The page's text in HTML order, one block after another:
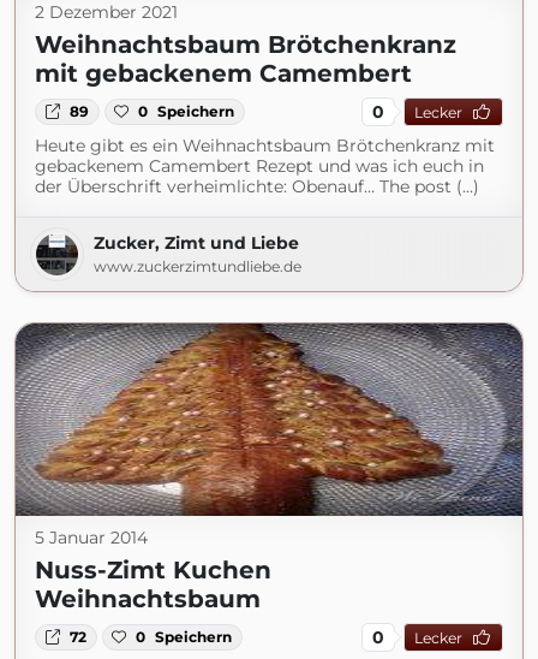
2 Dezember 2021
Weihnachtsbaum Brötchenkranz
mit gebackenem Camembert
89 0 Speichern 0 Lecker
Heute gibt es ein Weihnachtsbaum Brötchenkranz mit
gebackenem Camembert Rezept und was ich euch in
der Überschrift verheimlichte: Obenauf… The post (...)
Zucker, Zimt und Liebe
www.zuckerzimtundliebe.de
5 Januar 2014
Nuss-Zimt Kuchen
Weihnachtsbaum
72 0 Speichern 0 Lecker